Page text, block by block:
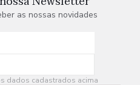
as nossas novidades
dados cadastrados acima